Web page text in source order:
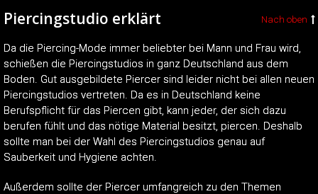
Piercingstudio erklärt Nach oben
Da die Piercing-Mode immer beliebter bei Mann und Frau wird,
schießen die Piercingstudios in ganz Deutschland aus dem
Boden. Gut ausgebildete Piercer sind leider nicht bei allen neuen
Piercingstudios vertreten. Da es in Deutschland keine
Berufspflicht für das Piercen gibt, kann jeder, der sich dazu
berufen fühlt und das nötige Material besitzt, piercen. Deshalb
sollte man bei der Wahl des Piercingstudios genau auf
Sauberkeit und Hygiene achten.
Außerdem sollte der Piercer umfangreich zu den Themen